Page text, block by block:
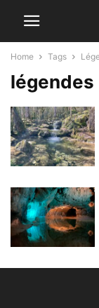
Home Tags
légendes